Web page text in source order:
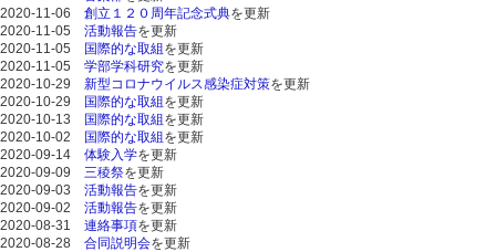
2020-11-06 創立１２０周年記念式典を更新
2020-11-05 活動報告を更新
2020-11-05
国際的な取組 を更新
2020-11-05 学部学科研究を更新
2020-10-29 新型コロナウイルス感染症対策を更新
2020-10-29
国際的な取組 を更新
2020-10-13
国際的な取組 を更新
2020-10-02
国際的な取組 を更新
2020-09-14 体験入学を更新
2020-09-09 三稜祭を更新
2020-09-03 活動報告を更新
2020-09-02 活動報告を更新
2020-08-31 連絡事項を更新
2020-08-28 合同説明会を更新